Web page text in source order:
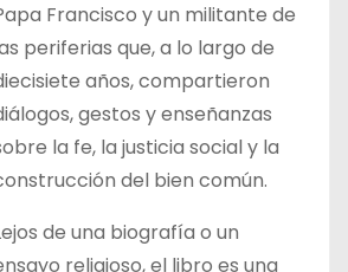
Francisco y un militante de
periferias que, a lo largo de
años, compartieron
gestos y enseñanzas
la fe, la justicia social y la
del bien común.
de una biografía o un
religioso, el libro es una